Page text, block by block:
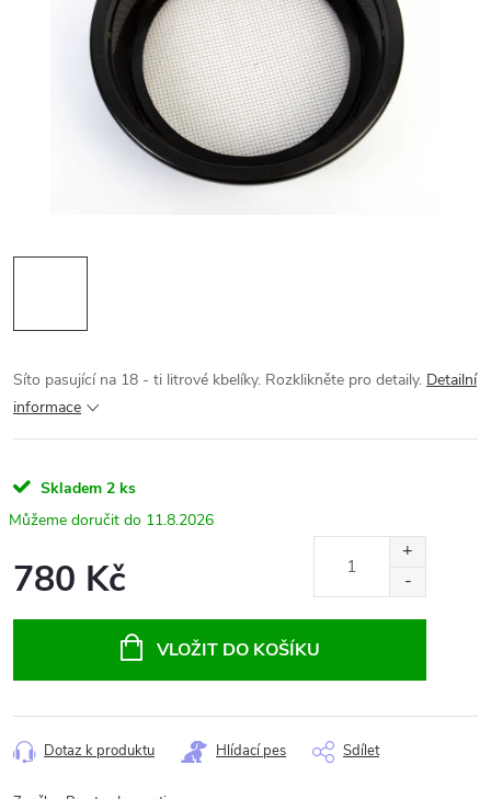
Síto pasující na 18 - ti litrové kbelíky. Rozklikněte pro detaily. Detailní
informace
Skladem 2 ks
11.8.2026
780 Kč
VLOŽIT DO KOŠÍKU
Dotaz k produktu Hlídací pes Sdílet